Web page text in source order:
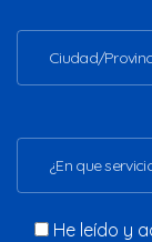
¿En que
He leído y